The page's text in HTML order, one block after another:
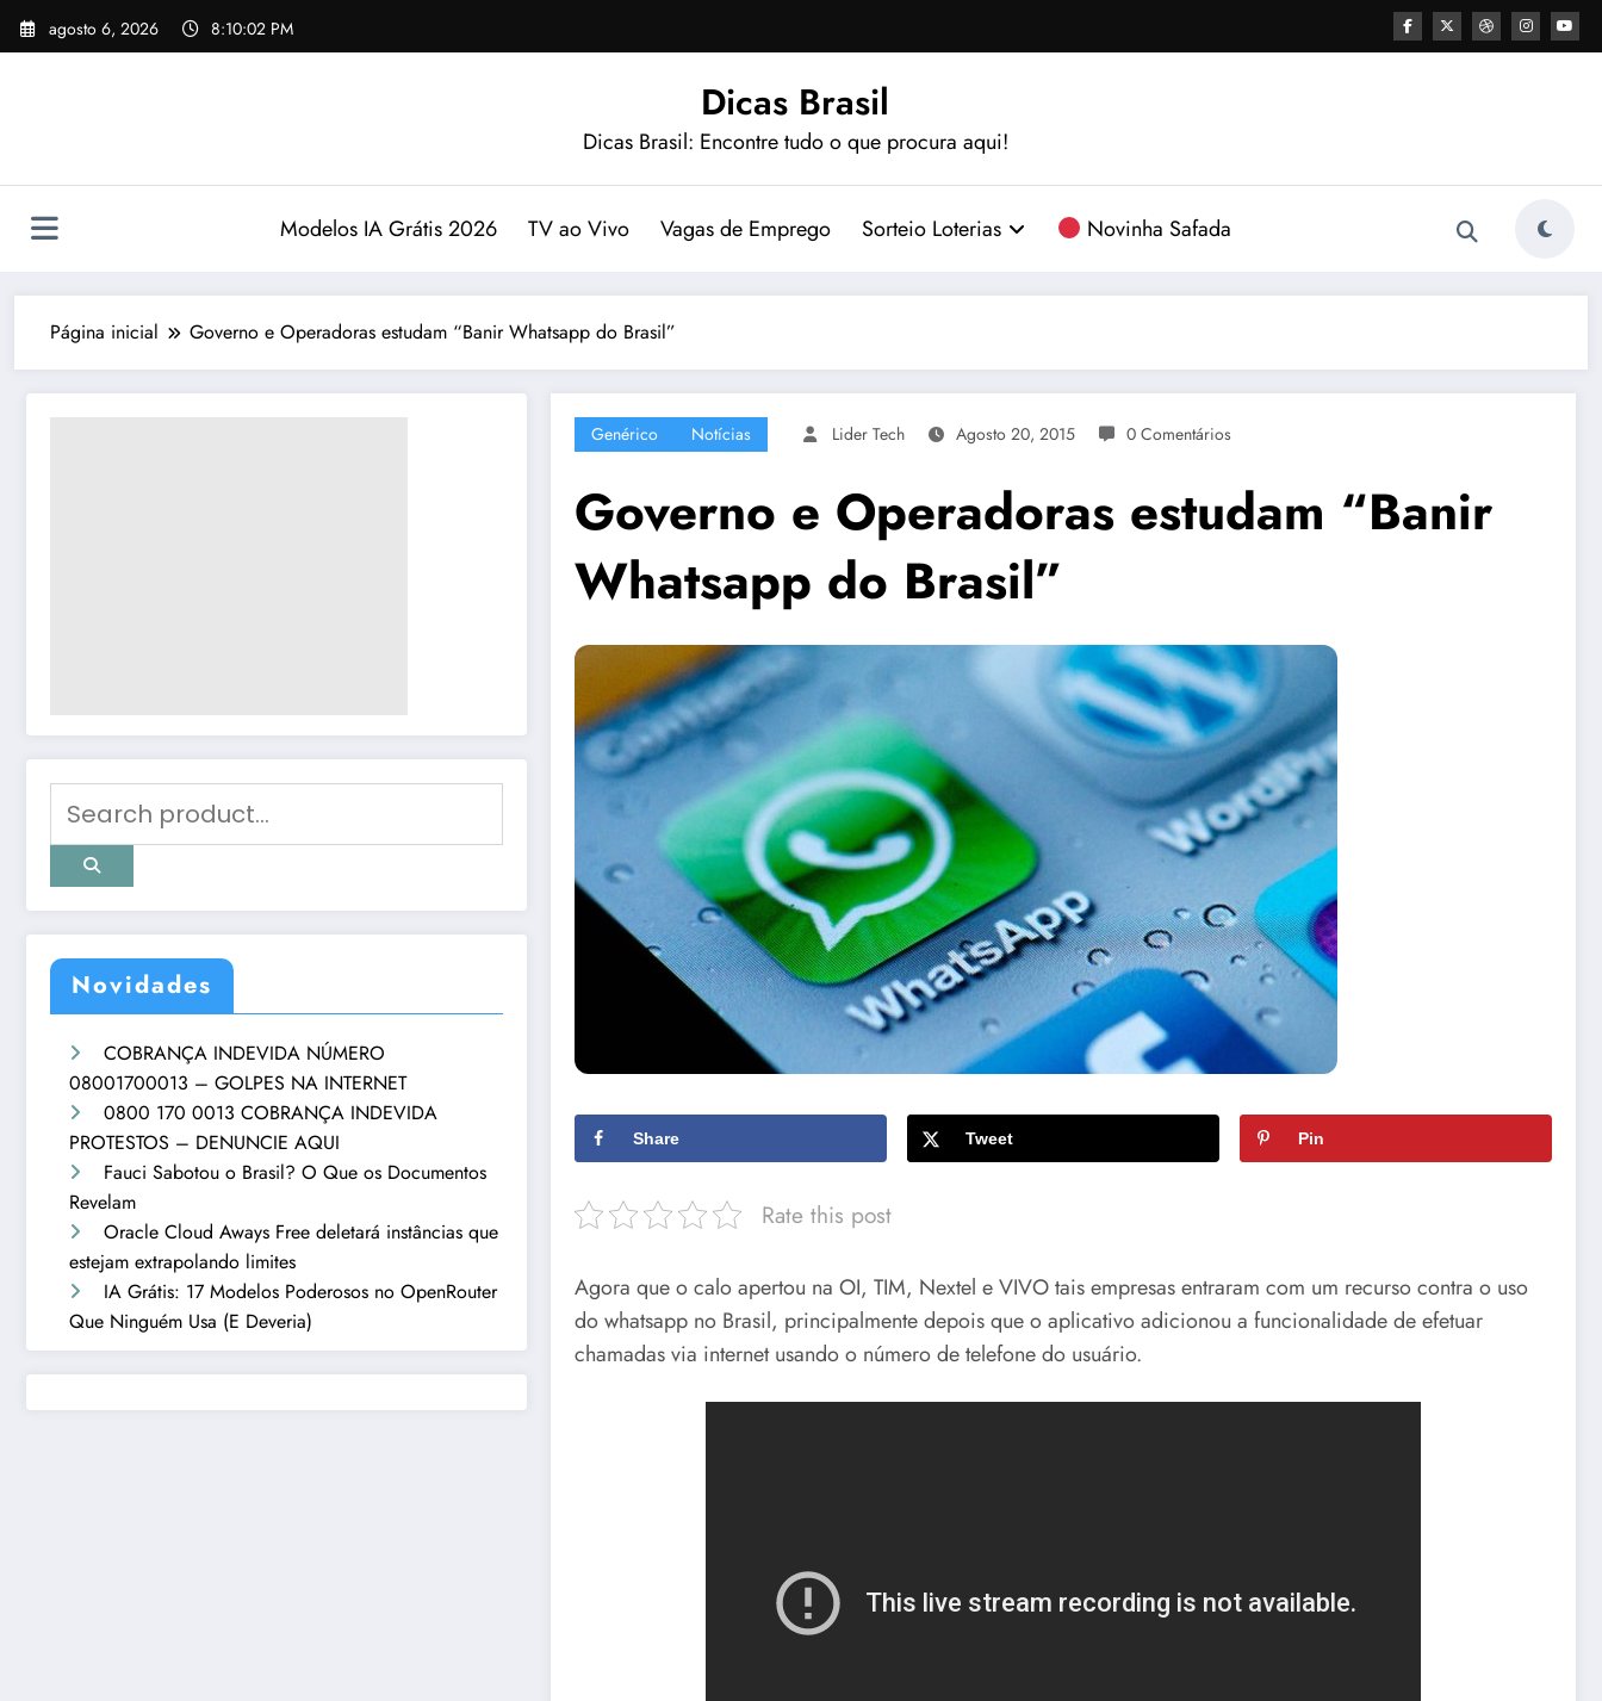
Pular
para
agosto 6, 2026 8:10:03 PM
Dicas Brasil
Dicas Brasil: Encontre tudo o que procura aqui!
Modelos IA Grátis 2026 TV ao Vivo Vagas de Emprego Sorteio Loterias Novinha Safada
Página inicial Governo e Operadoras estudam “Banir Whatsapp do Brasil”
Novidades
COBRANÇA INDEVIDA NÚMERO
08001700013 – GOLPES NA INTERNET
0800 170 0013 COBRANÇA INDEVIDA
PROTESTOS – DENUNCIE AQUI
Fauci Sabotou o Brasil? O Que os Documentos
Revelam
Oracle Cloud Aways Free deletará instâncias que
estejam extrapolando limites
IA Grátis: 17 Modelos Poderosos no OpenRouter
Que Ninguém Usa (E Deveria)
Genérico Notícias Lider Tech Agosto 20, 2015 0 Comentários
Governo e Operadoras estudam “Banir
Whatsapp do Brasil”
Share Tweet Pin
Rate this post
Agora que o calo apertou na OI, TIM, Nextel e VIVO tais empresas entraram com um recurso contra o uso
do whatsapp no Brasil, principalmente depois que o aplicativo adicionou a funcionalidade de efetuar
chamadas via internet usando o número de telefone do usuário.